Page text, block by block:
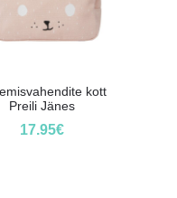
kott
Preili Jänes
17.95€